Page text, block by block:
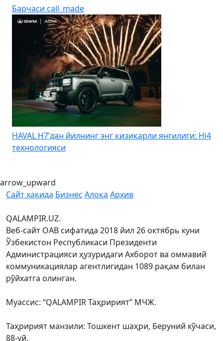
Барчаси call_made
HAVAL H7’дан йилнинг энг қизиқарли янгилиги: Hi4
технологияси
arrow_upward
Сайт хақида Бизнес Алоқа Архив
QALAMPIR.UZ.
Веб-сайт ОАВ сифатида 2018 йил 26 октябрь куни
Ўзбекистон Республикаси Президенти
Администрацияси ҳузуридаги Ахборот ва оммавий
коммуникациялар агентлигидан 1089 рақам билан
рўйхатга олинган.
Муассис: “QALAMPIR Таҳририят” МЧЖ.
Таҳририят манзили: Тошкент шаҳри, Беруний кўчаси,
88-уй.